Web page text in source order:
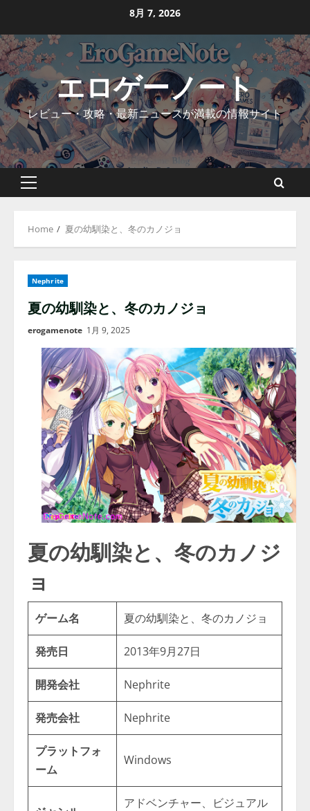
content
8月 7, 2026
エロゲーノート
レビュー・攻略・最新ニュースが満載の情報サイト
Primary
Home 夏の幼馴染と、冬のカノジョ
Nephrite
夏の幼馴染と、冬のカノジョ
erogamenote 1月 9, 2025
夏の幼馴染と、冬のカノジ
ョ
ゲーム名 夏の幼馴染と、冬のカノジョ
発売日 2013年9月27日
開発会社 Nephrite
発売会社 Nephrite
プラットフォ
ーム
Windows
アドベンチャー、ビジュアル